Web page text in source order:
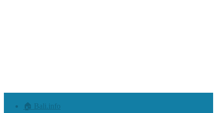
🏠 Bali.info